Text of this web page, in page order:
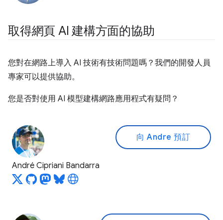
取得網頁 AI 建構方面的協助
您對在網路上導入 AI 技術有技術問題嗎？我們的開發人員
專家可以提供協助。
您是否對使用 AI 模型建構網路應用程式有疑問？
André Cipriani Bandarra
向 Andre 預訂